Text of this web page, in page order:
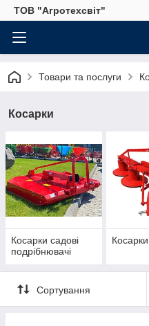
ТОВ "Агротехсвіт"
Товари та послуги
Косарки
Косарки садові
подрібнювачі
Сортування